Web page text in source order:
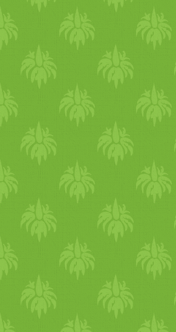
beszélve, hogy
kora előtt
zabpehelyből is
almát vagy
együtt főzzük
teljesen
édesítjük és
teljeskiörlésű
Az anyatejen
Ádinak. Iszik